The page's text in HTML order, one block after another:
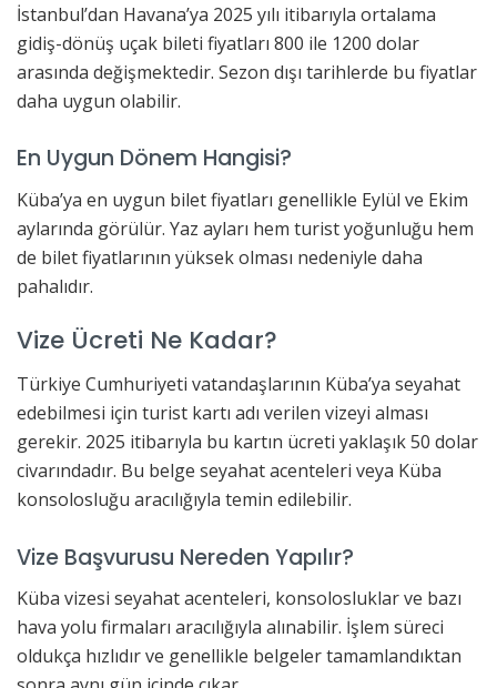
İstanbul’dan Havana’ya 2025 yılı itibarıyla ortalama
gidiş-dönüş uçak bileti fiyatları 800 ile 1200 dolar
arasında değişmektedir. Sezon dışı tarihlerde bu fiyatlar
daha uygun olabilir.
En Uygun Dönem Hangisi?
Küba’ya en uygun bilet fiyatları genellikle Eylül ve Ekim
aylarında görülür. Yaz ayları hem turist yoğunluğu hem
de bilet fiyatlarının yüksek olması nedeniyle daha
pahalıdır.
Vize Ücreti Ne Kadar?
Türkiye Cumhuriyeti vatandaşlarının Küba’ya seyahat
edebilmesi için turist kartı adı verilen vizeyi alması
gerekir. 2025 itibarıyla bu kartın ücreti yaklaşık 50 dolar
civarındadır. Bu belge seyahat acenteleri veya Küba
konsolosluğu aracılığıyla temin edilebilir.
Vize Başvurusu Nereden Yapılır?
Küba vizesi seyahat acenteleri, konsolosluklar ve bazı
hava yolu firmaları aracılığıyla alınabilir. İşlem süreci
oldukça hızlıdır ve genellikle belgeler tamamlandıktan